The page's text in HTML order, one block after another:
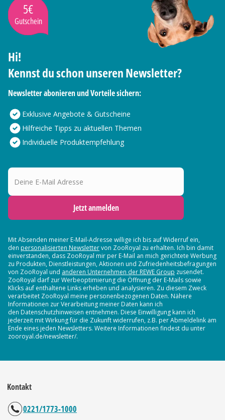
5€
Gutschein
Hi!
Kennst du schon unseren Newsletter?
Newsletter abonieren und Vorteile sichern:
Exklusive Angebote & Gutscheine
Hilfreiche Tipps zu aktuellen Themen
Individuelle Produktempfehlung
Deine E-Mail Adresse
Jetzt anmelden
Mit Absenden meiner E-Mail-Adresse willige ich bis auf Widerruf ein,
den personalisierten Newslettervon ZooRoyal zu erhalten. Ich bin damit
einverstanden, dass ZooRoyal mir per E-Mail an mich gerichtete Werbung
zu Produkten, Dienstleistungen, Aktionen und Zufriedenheitsbefragungen
von ZooRoyal und anderen Unternehmen der REWE Group zusendet.
ZooRoyal darf zur Werbeoptimierung die Öffnung der E-Mails sowie
Klicks auf enthaltene Links erheben und analysieren. Zu diesem Zweck
verarbeitet ZooRoyal meine personenbezogenen Daten. Nähere
Informationen zur Verarbeitung meiner Daten kann ich
den Datenschutzhinweisen entnehmen. Diese Einwilligung kann ich
jederzeit mit Wirkung für die Zukunft widerrufen, z.B. per Abmeldelink am
Ende eines jeden Newsletters. Weitere Informationen findest du unter
zooroyal.de/newsletter/.
Kontakt
0221/1773-1000